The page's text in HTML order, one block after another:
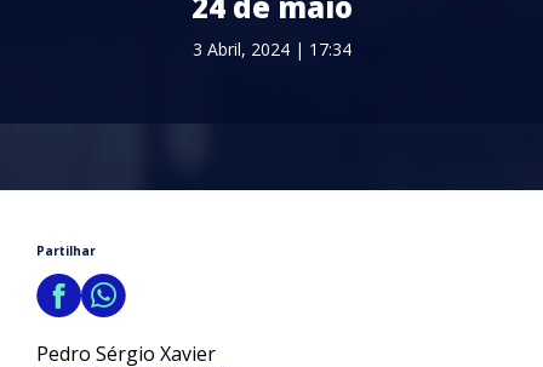
3 Abril, 2024 | 17:34
Partilhar
Pedro Sérgio Xavier